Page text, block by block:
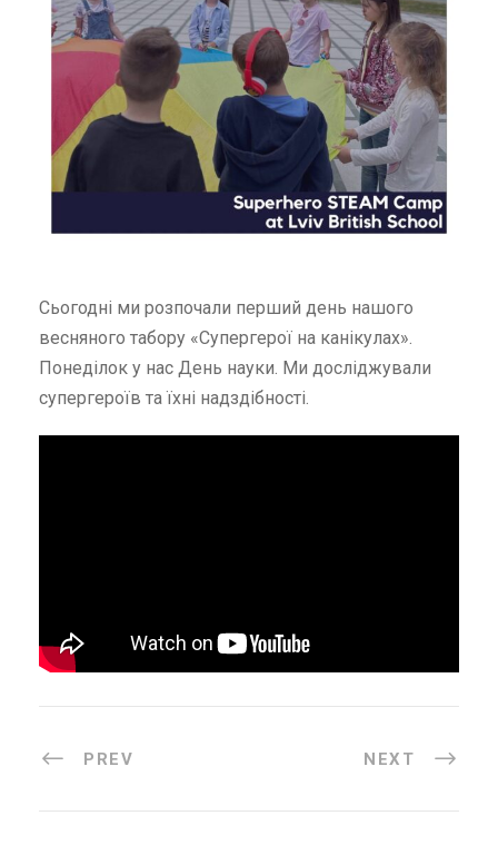
Сьогодні ми розпочали перший день нашого
весняного табору «Супергерої на канікулах».
Понеділок у нас День науки. Ми досліджували
супергероїв та їхні надздібності.
PREV NEXT